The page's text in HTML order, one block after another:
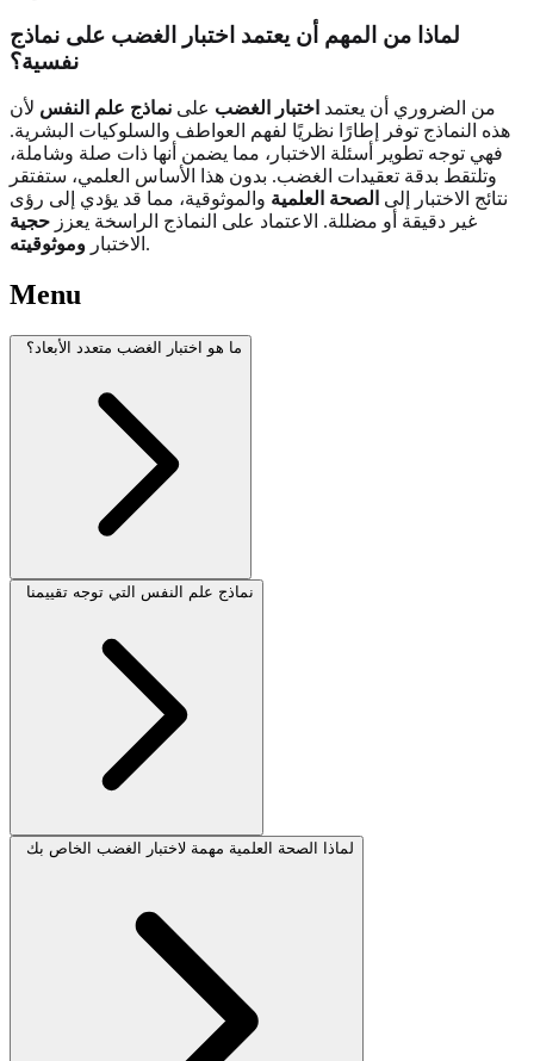
لماذا من المهم أن يعتمد اختبار الغضب على نماذج
نفسية؟
من الضروري أن يعتمد اختبار الغضب على نماذج علم النفس لأن
هذه النماذج توفر إطارًا نظريًا لفهم العواطف والسلوكيات البشرية.
فهي توجه تطوير أسئلة الاختبار، مما يضمن أنها ذات صلة وشاملة،
وتلتقط بدقة تعقيدات الغضب. بدون هذا الأساس العلمي، ستفتقر
نتائج الاختبار إلى الصحة العلمية والموثوقية، مما قد يؤدي إلى رؤى
غير دقيقة أو مضللة. الاعتماد على النماذج الراسخة يعزز حجية
الاختبار وموثوقيته .
Menu
ما هو اختبار الغضب متعدد الأبعاد؟
نماذج علم النفس التي توجه تقييمنا
لماذا الصحة العلمية مهمة لاختبار الغضب الخاص بك